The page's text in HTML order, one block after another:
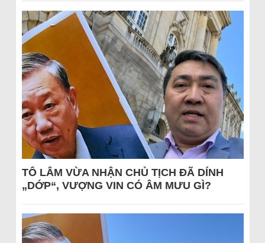
TÔ LÂM VỪA NHẬN CHỦ TỊCH ĐÃ DÍNH
„DỚP“, VƯỢNG VIN CÓ ÂM MƯU GÌ?